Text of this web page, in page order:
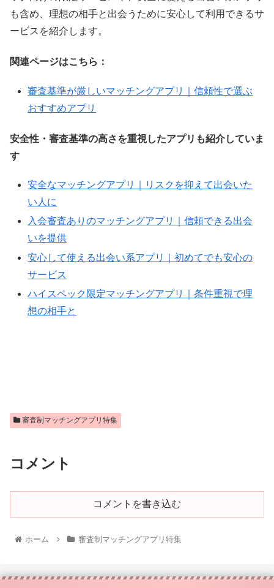
も含め、理想の相手と出会うために安心して利用できるサ
ービスを紹介します。
関連ページはこちら：
審査基準が厳しいマッチングアプリ｜信頼性で選ぶ
おすすめアプリ
安全性・審査基準の高さを重視したアプリも紹介していま
す
安全なマッチングアプリ｜リスクを抑えて出会いた
い人に
入会審査ありのマッチングアプリ｜信頼できる出会
いを提供
安心して使える出会い系アプリ｜初めてでも安心の
サービス
ハイスペック限定マッチングアプリ｜条件重視で理
想の相手と
審査制マッチングアプリ特集
コメント
コメントを書き込む
ホーム 審査制マッチングアプリ特集